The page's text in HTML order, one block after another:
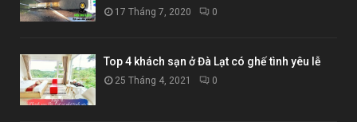
17 Tháng 7, 2020 0
Top 4 khách sạn ở Đà Lạt có ghế tình yêu lễ
25 Tháng 4, 2021 0